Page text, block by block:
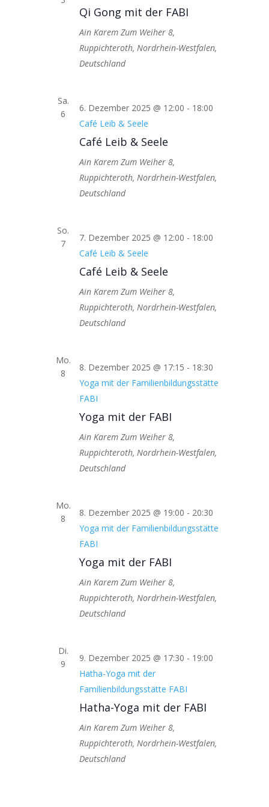
Qi Gong mit der FABI
Ain KaremZum Weiher 8,
Ruppichteroth, Nordrhein-Westfalen,
Deutschland
Sa.
6
Café Leib & Seele
6. Dezember 2025 @ 12:00 - 18:00
Café Leib & Seele
Ain KaremZum Weiher 8,
Ruppichteroth, Nordrhein-Westfalen,
Deutschland
So.
7
Café Leib & Seele
7. Dezember 2025 @ 12:00 - 18:00
Café Leib & Seele
Ain KaremZum Weiher 8,
Ruppichteroth, Nordrhein-Westfalen,
Deutschland
Mo.
8
Yoga mit der FABI
8. Dezember 2025 @ 17:15 - 18:30
Yoga mit der Familienbildungsstätte
FABI
Ain KaremZum Weiher 8,
Ruppichteroth, Nordrhein-Westfalen,
Deutschland
Mo.
8
Yoga mit der FABI
8. Dezember 2025 @ 19:00 - 20:30
Yoga mit der Familienbildungsstätte
FABI
Ain KaremZum Weiher 8,
Ruppichteroth, Nordrhein-Westfalen,
Deutschland
Di.
9
Hatha-Yoga mit der FABI
9. Dezember 2025 @ 17:30 - 19:00
Hatha-Yoga mit der
Familienbildungsstätte FABI
Ain KaremZum Weiher 8,
Ruppichteroth, Nordrhein-Westfalen,
Deutschland